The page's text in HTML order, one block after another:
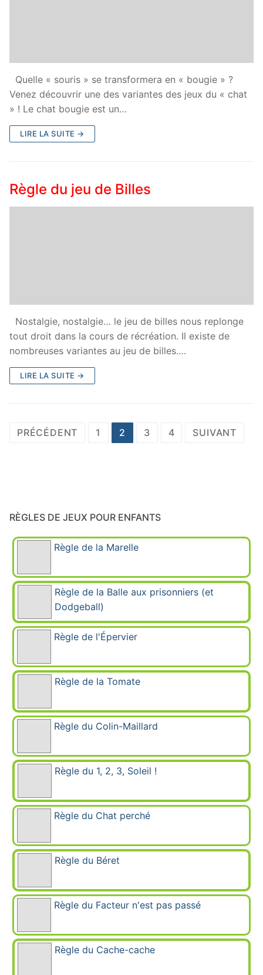
Quelle « souris » se transformera en « bougie » ?
Venez découvrir une des variantes des jeux du « chat
» ! Le chat bougie est un…
LIRE LA SUITE →
Règle du jeu de Billes
Nostalgie, nostalgie… le jeu de billes nous replonge
tout droit dans la cours de récréation. Il existe de
nombreuses variantes au jeu de billes.…
LIRE LA SUITE →
Navigation
PRÉCÉDENT 1 2 3 4 SUIVANT
RÈGLES DE JEUX POUR ENFANTS
Règle de la Marelle
Règle de la Balle aux prisonniers (et
Dodgeball)
Règle de l'Épervier
Règle de la Tomate
Règle du Colin-Maillard
Règle du 1, 2, 3, Soleil !
Règle du Chat perché
Règle du Béret
Règle du Facteur n'est pas passé
Règle du Cache-cache